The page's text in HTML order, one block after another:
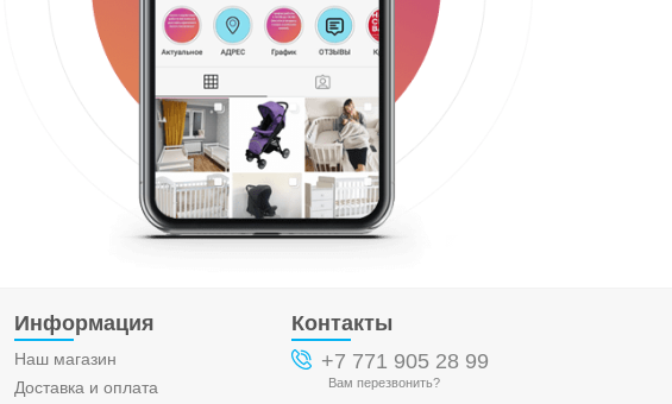
Информация
Наш магазин
Доставка и оплата
Контакты
+7 771 905 28 99
Вам перезвонить?